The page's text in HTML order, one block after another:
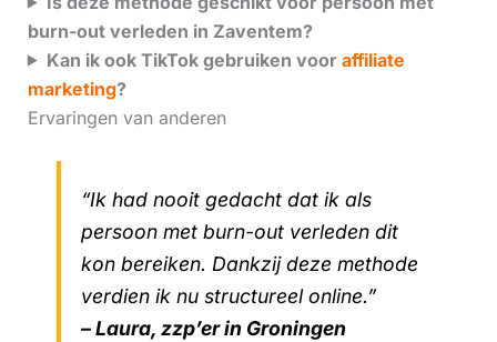
burn-out verleden in Zaventem?
Kan ik ook TikTok gebruiken voor affiliate
marketing?
Ervaringen van anderen
“Ik had nooit gedacht dat ik als
persoon met burn-out verleden dit
kon bereiken. Dankzij deze methode
verdien ik nu structureel online.”
– Laura, zzp’er in Groningen